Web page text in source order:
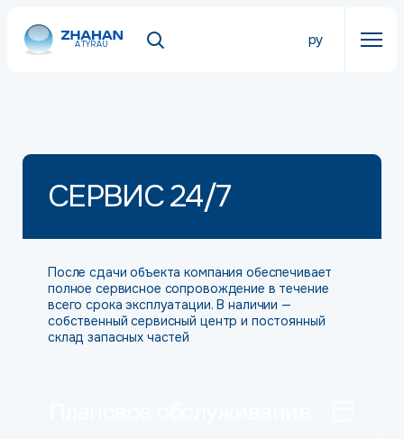
ATYRAU ру
СЕРВИС 24/7
После сдачи объекта компания обеспечивает
полное сервисное сопровождение в течение
всего срока эксплуатации. В наличии —
собственный сервисный центр и постоянный
склад запасных частей